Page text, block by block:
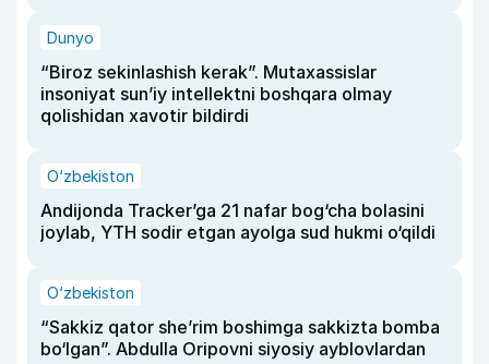
Dunyo
“Biroz sekinlashish kerak”. Mutaxassislar
insoniyat sun’iy intellektni boshqara olmay
qolishidan xavotir bildirdi
O‘zbekiston
Andijonda Tracker’ga 21 nafar bog‘cha bolasini
joylab, YTH sodir etgan ayolga sud hukmi o‘qildi
O‘zbekiston
“Sakkiz qator she’rim boshimga sakkizta bomba
bo‘lgan”. Abdulla Oripovni siyosiy ayblovlardan